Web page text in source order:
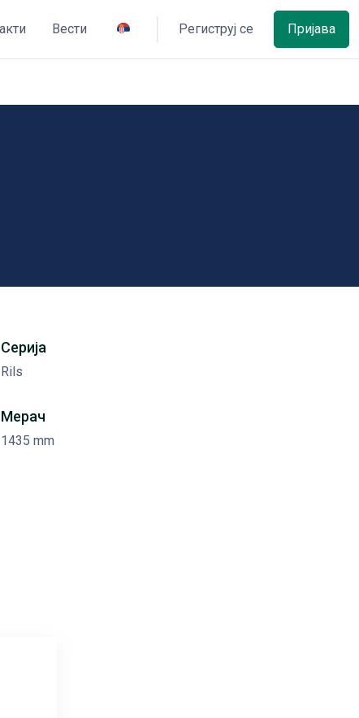
Вести Региструј се Пријава
Серија
Rils
Мерач
1435 mm